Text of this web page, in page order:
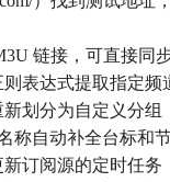
链接，可直接同
表达式提取指定频
划分为自定义分组
称自动补全台标和
订阅源的定时任务